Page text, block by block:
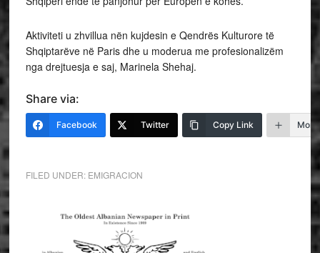
Aktiviteti u zhvillua nën kujdesin e Qendrës Kulturore të
Shqiptarëve në Paris dhe u moderua me profesionalizëm
nga drejtuesja e saj, Marinela Shehaj.
Share via:
Facebook Twitter Copy Link More
FILED UNDER: EMIGRACION